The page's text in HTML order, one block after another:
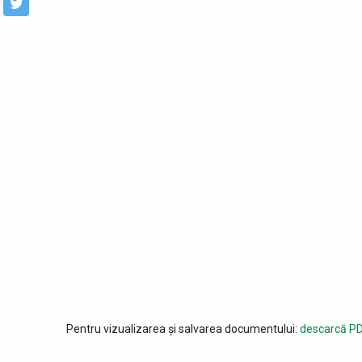
Pentru vizualizarea și salvarea documentului: descarcă